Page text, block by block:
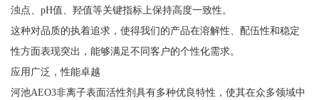
浊点、pH值、羟值等关键指标上保持高度一致性。
这种对品质的执着追求，使得我们的产品在溶解性、配伍性和稳定
性方面表现突出，能够满足不同客户的个性化需求。
应用广泛，性能卓越
河池AEO3非离子表面活性剂具有多种优良特性，使其在众多领域中